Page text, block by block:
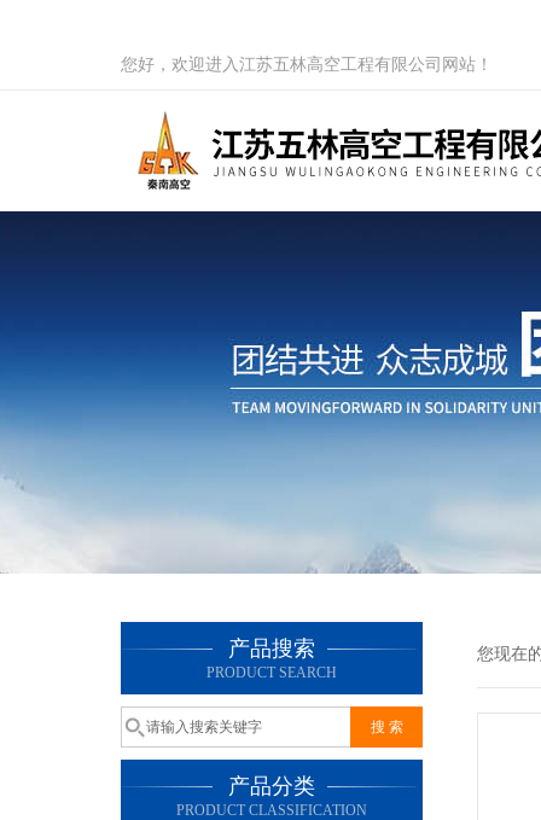
您好，欢迎进入江苏五林高空工程有限公司网站！
产品搜索
PRODUCT SEARCH
产品分类
PRODUCT CLASSIFICATION
您现在